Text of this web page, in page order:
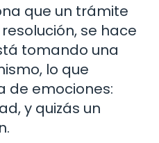
que un trámite
se hace
tomando una
lo que
de emociones:
y quizás un